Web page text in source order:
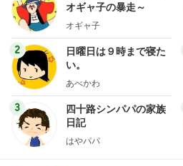
オギャ子の暴走～
オギャ子
2
日曜日は９時まで寝た
い。
あべかわ
3
四十路シンパパの家族
日記
はやパパ